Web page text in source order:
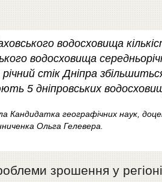
водосховища
водосховища
стік Дніпра
5 дніпровських
Кандидатка географічних наук,
Ольга Гелевера.
зрошення у